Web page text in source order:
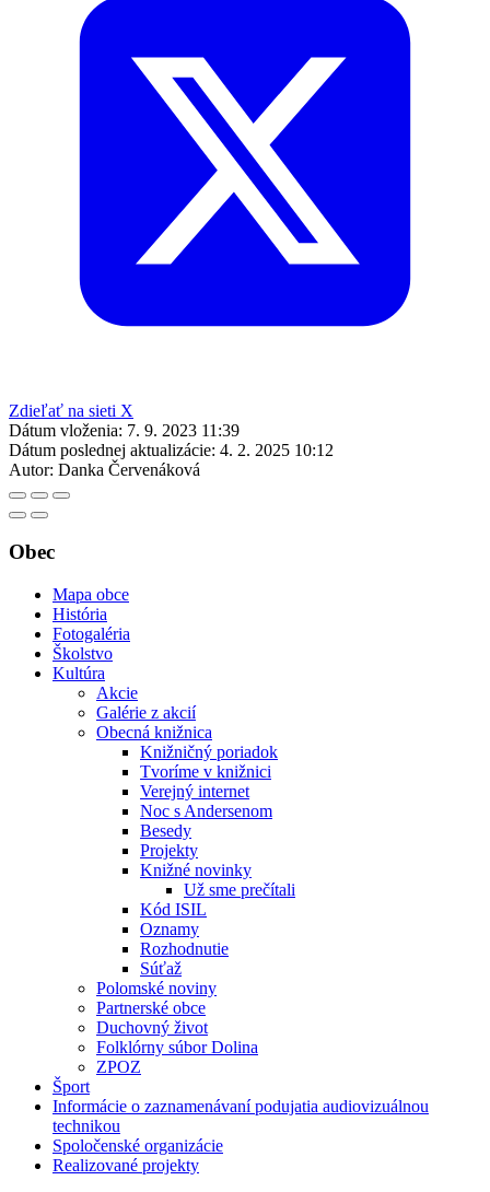
Zdieľať na sieti X
Dátum vloženia: 7. 9. 2023 11:39
Dátum poslednej aktualizácie: 4. 2. 2025 10:12
Autor: Danka Červenáková
Obec
Mapa obce
História
Fotogaléria
Školstvo
Kultúra
Akcie
Galérie z akcií
Obecná knižnica
Knižničný poriadok
Tvoríme v knižnici
Verejný internet
Noc s Andersenom
Besedy
Projekty
Knižné novinky
Už sme prečítali
Kód ISIL
Oznamy
Rozhodnutie
Súťaž
Polomské noviny
Partnerské obce
Duchovný život
Folklórny súbor Dolina
ZPOZ
Šport
Informácie o zaznamenávaní podujatia audiovizuálnou
technikou
Spoločenské organizácie
Realizované projekty